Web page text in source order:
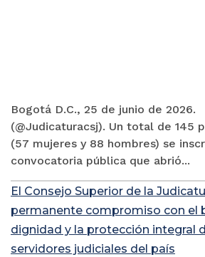
Bogotá D.C., 25 de junio de 2026.
(@Judicaturacsj). Un total de 145
(57 mujeres y 88 hombres) se
convocatoria pública que abrió...
El Consejo Superior de la
permanente compromiso con el
dignidad y la protección integral
servidores judiciales del país